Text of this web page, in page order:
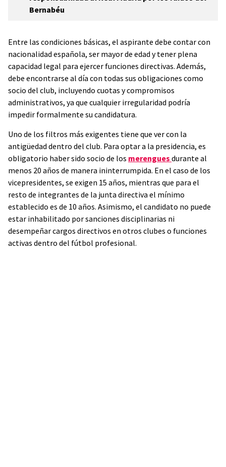
Bernabéu
Entre las condiciones básicas, el aspirante debe contar con
nacionalidad española, ser mayor de edad y tener plena
capacidad legal para ejercer funciones directivas. Además,
debe encontrarse al día con todas sus obligaciones como
socio del club, incluyendo cuotas y compromisos
administrativos, ya que cualquier irregularidad podría
impedir formalmente su candidatura.
Uno de los filtros más exigentes tiene que ver con la
antigüedad dentro del club. Para optar a la presidencia, es
obligatorio haber sido socio de los merengues durante al
menos 20 años de manera ininterrumpida. En el caso de los
vicepresidentes, se exigen 15 años, mientras que para el
resto de integrantes de la junta directiva el mínimo
establecido es de 10 años. Asimismo, el candidato no puede
estar inhabilitado por sanciones disciplinarias ni
desempeñar cargos directivos en otros clubes o funciones
activas dentro del fútbol profesional.